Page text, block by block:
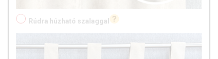
Rúdra húzható szalaggal